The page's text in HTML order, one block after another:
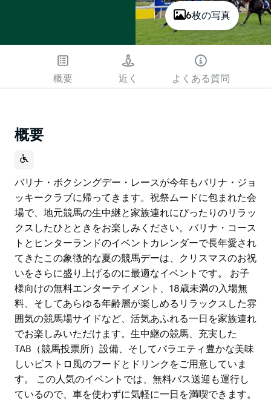
6枚の写真
概要 近く よくある質問
概要
バリナ・ボクシングデー・レースが今年もバリナ・ジョ
ッキークラブに帰ってきます。祝祭ムードに包まれた会
場で、地元競馬の生中継と家族連れにぴったりのリラッ
クスしたひとときをお楽しみください。バリナ・コース
トとヒンターランドのイベントカレンダーで長年愛され
てきたこの象徴的な夏の競馬デーは、クリスマスのお祝
いをさらに盛り上げるのに最適なイベントです。 お子
様向けの無料エンターテイメント、18歳未満の入場無
料、そしてあらゆる年齢層が楽しめるリラックスした雰
囲気の競馬場サイドなど、活気あふれる一日を家族連れ
でお楽しみいただけます。生中継の競馬、充実した
TAB（競馬投票所）設備、そしてバラエティ豊かな美味
しいビストロ風のフードとドリンクをご用意していま
す。 この人気のイベントでは、無料バス送迎も運行し
ているので、車を使わずに気軽に一日を満喫できます。